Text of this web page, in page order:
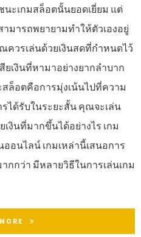
ะเกมสล็อตนั้นยอดเยี่ยม แต่
ารถพยายามทำให้ตัวเองอยู่
วรเล่นด้วยเงินสดที่กำหนดไว้
ยเงินที่หามาอย่างยากลำบาก
ล็อตคือการมุ่งเน้นไปที่ความ
รได้รับในระยะสั้น คุณจะเล่น
งินที่มากขึ้นได้อย่างไร เกม
นไลน์ เกมเหล่านี้เสนอการ
กกว่า มีหลายวิธีในการเล่นเกม